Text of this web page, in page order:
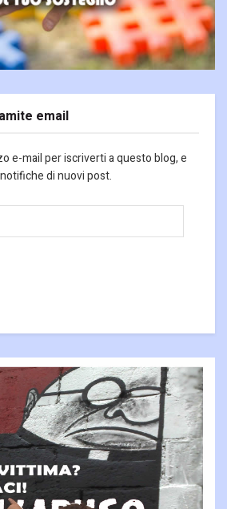
email
e-mail per iscriverti a questo blog, e
di nuovi post.